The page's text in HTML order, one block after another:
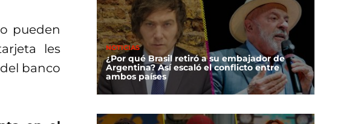
pueden
les
banco
NOTICIAS
¿Por qué Brasil retiró a su embajador de
Argentina? Así escaló el conflicto entre
ambos países